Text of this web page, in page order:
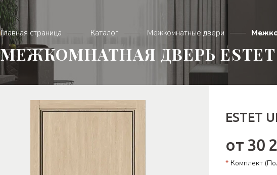
Главная страница Каталог Межкомнатные двери
МЕЖКОМНАТНАЯ ДВЕРЬ ESTET
ESTET
от 30
* Комплект